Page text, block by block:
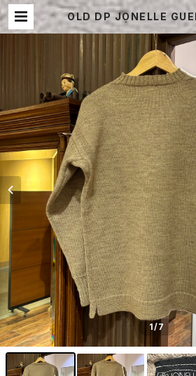
OLD DP JONELLE
WEATER |
NE
1/7